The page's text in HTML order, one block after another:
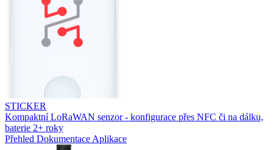
STICKER
Kompaktní LoRaWAN senzor - konfigurace přes NFC či na dálku,
baterie 2+ roky
Přehled Dokumentace Aplikace